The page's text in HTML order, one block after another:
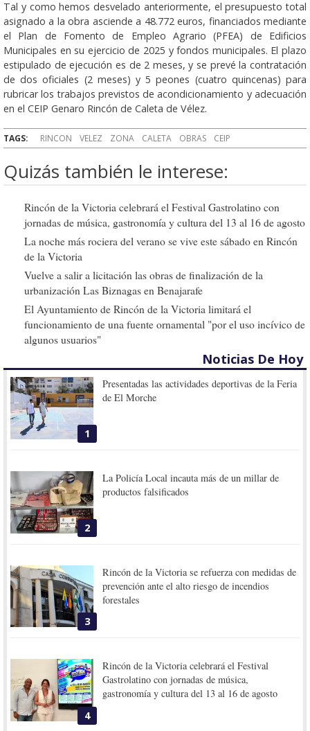
Tal y como hemos desvelado anteriormente, el presupuesto total
asignado a la obra asciende a 48.772 euros, financiados mediante
el Plan de Fomento de Empleo Agrario (PFEA) de Edificios
Municipales en su ejercicio de 2025 y fondos municipales. El plazo
estipulado de ejecución es de 2 meses, y se prevé la contratación
de dos oficiales (2 meses) y 5 peones (cuatro quincenas) para
rubricar los trabajos previstos de acondicionamiento y adecuación
en el CEIP Genaro Rincón de Caleta de Vélez.
TAGS: RINCON VELEZ ZONA CALETA OBRAS CEIP
Quizás también le interese:
Rincón de la Victoria celebrará el Festival Gastrolatino con
jornadas de música, gastronomía y cultura del 13 al 16 de agosto
La noche más rociera del verano se vive este sábado en Rincón
de la Victoria
Vuelve a salir a licitación las obras de finalización de la
urbanización Las Biznagas en Benajarafe
El Ayuntamiento de Rincón de la Victoria limitará el
funcionamiento de una fuente ornamental "por el uso incívico de
algunos usuarios"
Noticias De Hoy
1
Presentadas las actividades deportivas de la Feria
de El Morche
2
La Policía Local incauta más de un millar de
productos falsificados
3
Rincón de la Victoria se refuerza con medidas de
prevención ante el alto riesgo de incendios
forestales
4
Rincón de la Victoria celebrará el Festival
Gastrolatino con jornadas de música,
gastronomía y cultura del 13 al 16 de agosto